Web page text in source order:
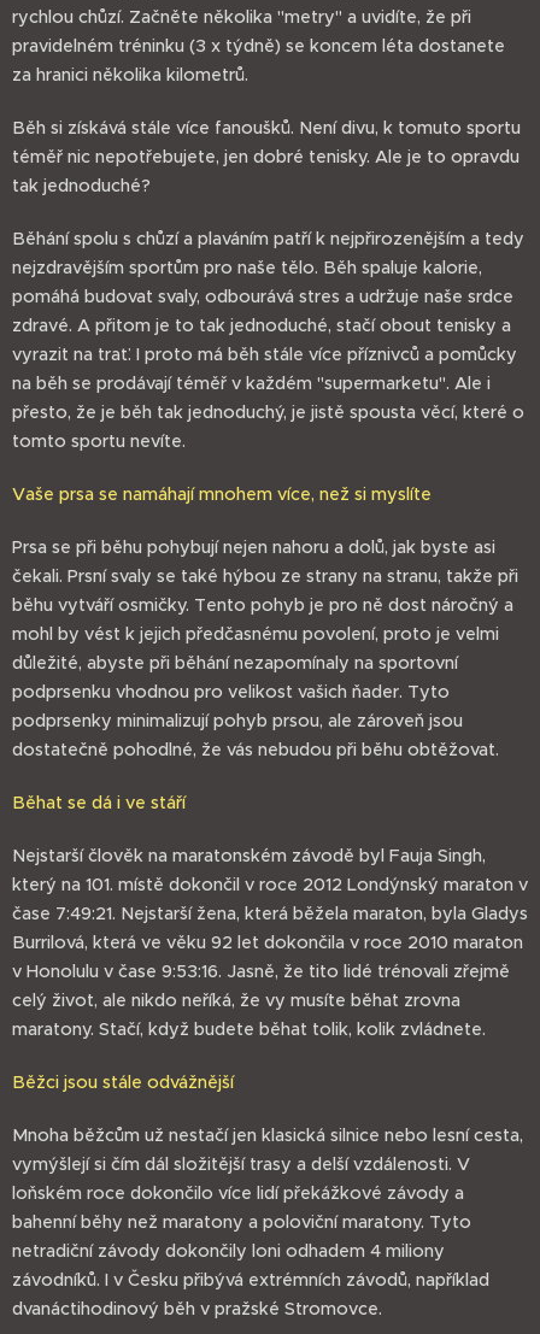
rychlou chůzí. Začněte několika "metry" a uvidíte, že při
pravidelném tréninku (3 x týdně) se koncem léta dostanete
za hranici několika kilometrů.
Běh si získává stále více fanoušků. Není divu, k tomuto sportu
téměř nic nepotřebujete, jen dobré tenisky. Ale je to opravdu
tak jednoduché?
Běhání spolu s chůzí a plaváním patří k nejpřirozenějším a tedy
nejzdravějším sportům pro naše tělo. Běh spaluje kalorie,
pomáhá budovat svaly, odbourává stres a udržuje naše srdce
zdravé. A přitom je to tak jednoduché, stačí obout tenisky a
vyrazit na trať. I proto má běh stále více příznivců a pomůcky
na běh se prodávají téměř v každém "supermarketu". Ale i
přesto, že je běh tak jednoduchý, je jistě spousta věcí, které o
tomto sportu nevíte.
Vaše prsa se namáhají mnohem více, než si myslíte
Prsa se při běhu pohybují nejen nahoru a dolů, jak byste asi
čekali. Prsní svaly se také hýbou ze strany na stranu, takže při
běhu vytváří osmičky. Tento pohyb je pro ně dost náročný a
mohl by vést k jejich předčasnému povolení, proto je velmi
důležité, abyste při běhání nezapomínaly na sportovní
podprsenku vhodnou pro velikost vašich ňader. Tyto
podprsenky minimalizují pohyb prsou, ale zároveň jsou
dostatečně pohodlné, že vás nebudou při běhu obtěžovat.
Běhat se dá i ve stáří
Nejstarší člověk na maratonském závodě byl Fauja Singh,
který na 101. místě dokončil v roce 2012 Londýnský maraton v
čase 7:49:21. Nejstarší žena, která běžela maraton, byla Gladys
Burrilová, která ve věku 92 let dokončila v roce 2010 maraton
v Honolulu v čase 9:53:16. Jasně, že tito lidé trénovali zřejmě
celý život, ale nikdo neříká, že vy musíte běhat zrovna
maratony. Stačí, když budete běhat tolik, kolik zvládnete.
Běžci jsou stále odvážnější
Mnoha běžcům už nestačí jen klasická silnice nebo lesní cesta,
vymýšlejí si čím dál složitější trasy a delší vzdálenosti. V
loňském roce dokončilo více lidí překážkové závody a
bahenní běhy než maratony a poloviční maratony. Tyto
netradiční závody dokončily loni odhadem 4 miliony
závodníků. I v Česku přibývá extrémních závodů, například
dvanáctihodinový běh v pražské Stromovce.